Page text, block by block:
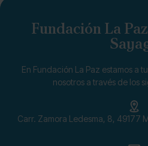
Fundación La
En Fundación La Paz estamos a
nosotros a través de los
Carr. Zamora Ledesma, 8, 49177